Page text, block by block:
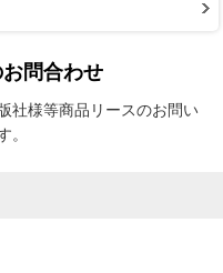
問合わせ
社様等商品リースのお問い
。